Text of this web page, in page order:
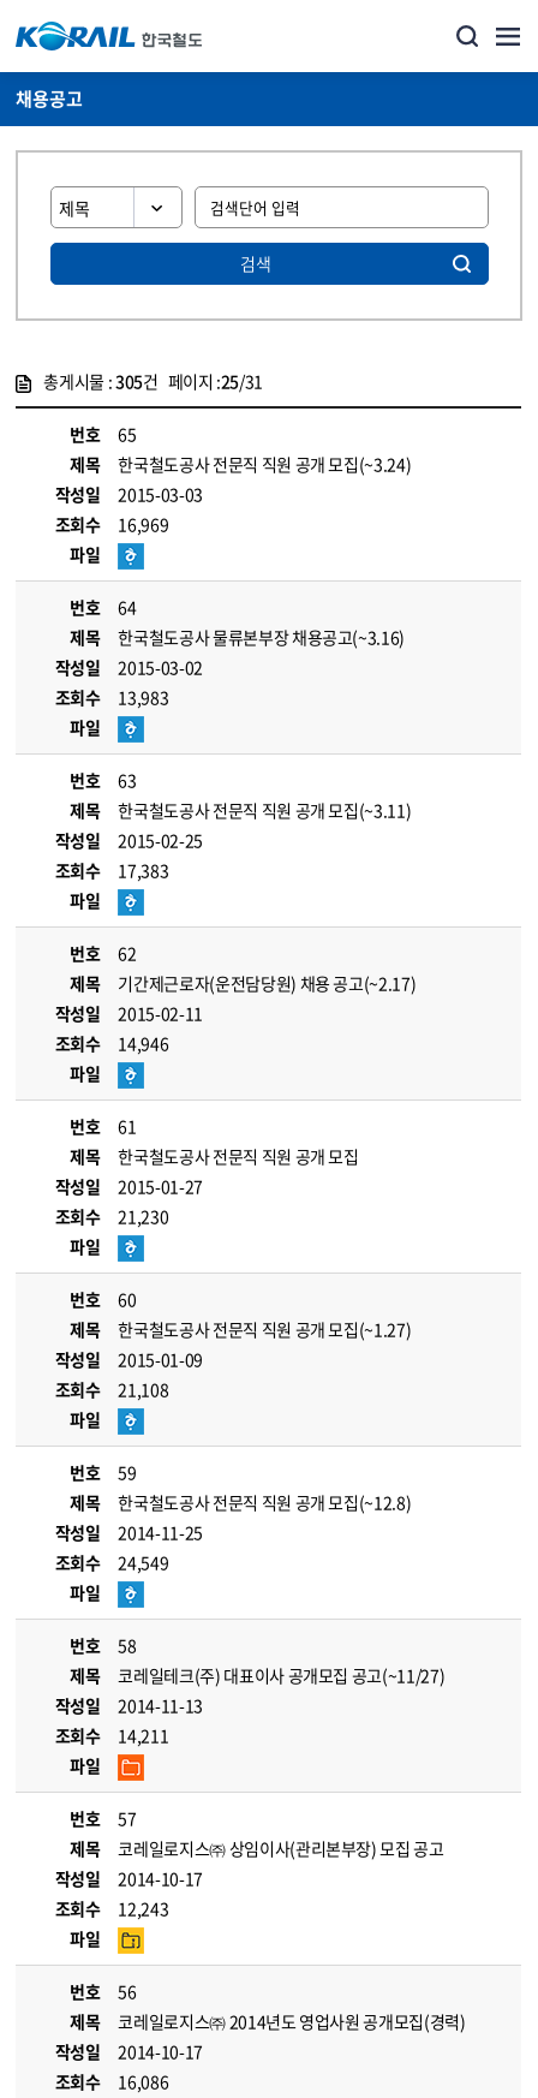
채용공고
검색
총게시물 :305건 페이지 :25/31
번호
65
제목
한국철도공사 전문직 직원 공개 모집(~3.24)
작성일
2015-03-03
조회수
16,969
파일
번호
64
제목
한국철도공사 물류본부장 채용공고(~3.16)
작성일
2015-03-02
조회수
13,983
파일
번호
63
제목
한국철도공사 전문직 직원 공개 모집(~3.11)
작성일
2015-02-25
조회수
17,383
파일
번호
62
제목
기간제근로자(운전담당원) 채용 공고(~2.17)
작성일
2015-02-11
조회수
14,946
파일
번호
61
제목
한국철도공사 전문직 직원 공개 모집
작성일
2015-01-27
조회수
21,230
파일
번호
60
제목
한국철도공사 전문직 직원 공개 모집(~1.27)
작성일
2015-01-09
조회수
21,108
파일
번호
59
제목
한국철도공사 전문직 직원 공개 모집(~12.8)
작성일
2014-11-25
조회수
24,549
파일
번호
58
제목
코레일테크(주) 대표이사 공개모집 공고(~11/27)
작성일
2014-11-13
조회수
14,211
파일
번호
57
제목
코레일로지스㈜ 상임이사(관리본부장) 모집 공고
작성일
2014-10-17
조회수
12,243
파일
번호
56
제목
코레일로지스㈜ 2014년도 영업사원 공개모집(경력)
작성일
2014-10-17
조회수
16,086